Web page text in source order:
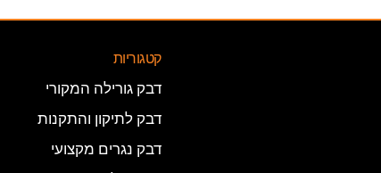
קטגוריות
דבק גורילה המקורי
דבק לתיקון והתקנות
דבק נגרים מקצועי